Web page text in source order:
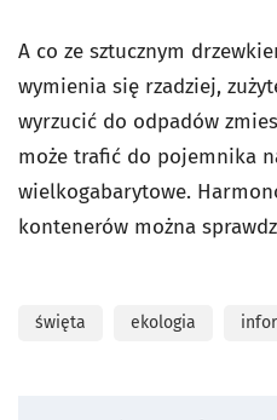
A co ze sztucznym
wymienia się rzadziej,
wyrzucić do odpadów
może trafić do pojemnika
wielkogabarytowe.
kontenerów można
święta ekologia